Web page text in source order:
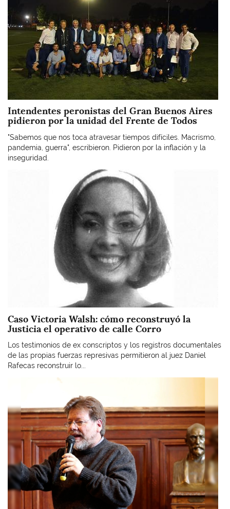
Intendentes peronistas del Gran Buenos Aires
pidieron por la unidad del Frente de Todos
"Sabemos que nos toca atravesar tiempos difíciles. Macrismo,
pandemia, guerra", escribieron. Pidieron por la inflación y la
inseguridad.
Caso Victoria Walsh: cómo reconstruyó la
Justicia el operativo de calle Corro
Los testimonios de ex conscriptos y los registros documentales
de las propias fuerzas represivas permitieron al juez Daniel
Rafecas reconstruir lo...